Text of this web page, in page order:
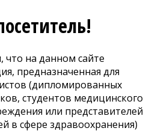
на данном сайте
предназначенная для
(дипломированных
студентов медицинского
или представителей
в сфере здравоохранения)